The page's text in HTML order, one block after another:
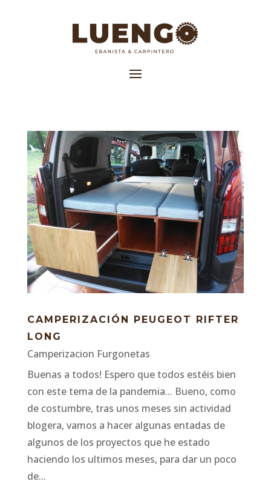
CAMPERIZACIÓN PEUGEOT RIFTER
LONG
Camperizacion Furgonetas
Buenas a todos! Espero que todos estéis bien
con este tema de la pandemia... Bueno, como
de costumbre, tras unos meses sin actividad
blogera, vamos a hacer algunas entadas de
algunos de los proyectos que he estado
haciendo los ultimos meses, para dar un poco
de...